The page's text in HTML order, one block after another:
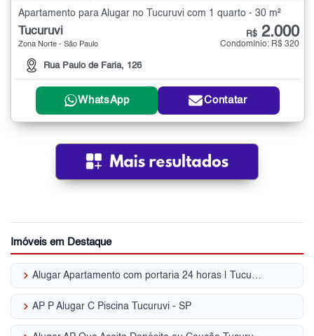
Apartamento para Alugar no Tucuruvi com 1 quarto - 30 m²
Tucuruvi
Zona Norte - São Paulo
Rua Paulo de Faria, 126
R$ 2.000
Condomínio: R$ 320
WhatsApp Contatar
Imóveis em Destaque
keyboard_arrow_right Alugar Apartamento com portaria 24 horas | Tucuruvi
keyboard_arrow_right AP P Alugar C Piscina Tucuruvi - SP